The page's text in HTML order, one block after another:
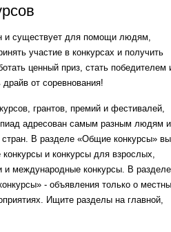
и существует для помощи людям,
участие в конкурсах и получить
ценный приз, стать победителем
драйв от соревнования!
грантов, премий и фестивалей,
адресован самым разным людям
стран. В разделе «Общие конкурсы» вы
конкурсы и конкурсы для взрослых,
и международные конкурсы. В разделе
- объявления только о
Ищите разделы на главной,